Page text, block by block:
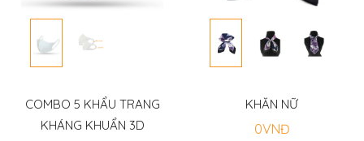
Phẩm
Sản
OEM
COMBO 5 KHẨU TRANG
KHÁNG KHUẨN 3D
KHĂN NỮ
0VNĐ